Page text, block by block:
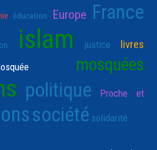
éducation Europe France
islam justice livres
mosquées
politique Proche et
société solidarité